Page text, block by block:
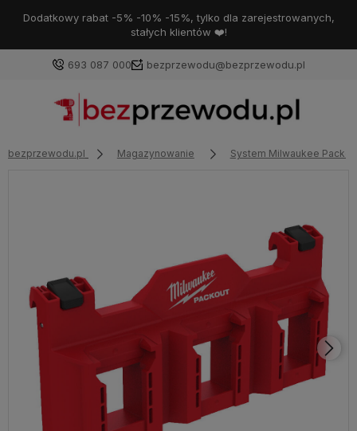
Dodatkowy rabat -5% -10% -15%, tylko dla zarejestrowanych,
stałych klientów ❤️!
693 087 000 bezprzewodu@bezprzewodu.pl
bezprzewodu.pl Magazynowanie System Milwaukee